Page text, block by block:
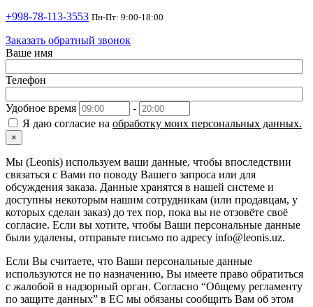
+998-78-113-3553 Пн-Пт: 9:00-18:00
Заказать обратный звонок
Ваше имя
Телефон
Удобное время
-
Я даю согласие на обработку моих персональных данных.
×
Мы (Leonis) используем ваши данные, чтобы впоследствии
связаться с Вами по поводу Вашего запроса или для
обсуждения заказа. Данные хранятся в нашей системе и
доступны некоторым нашим сотрудникам (или продавцам, у
которых сделан заказ) до тех пор, пока вы не отзовёте своё
согласие. Если вы хотите, чтобы Ваши персональные данные
были удалены, отправьте письмо по адресу info@leonis.uz.
Если Вы считаете, что Ваши персональные данные
используются не по назначению, Вы имеете право обратиться
с жалобой в надзорный орган. Согласно “Общему регламенту
по защите данных” в ЕС мы обязаны сообщить Вам об этом